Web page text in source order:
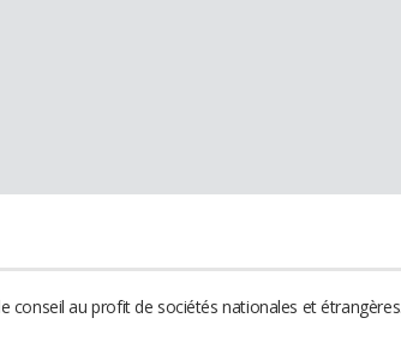
conseil au profit de sociétés nationales et étrangères.